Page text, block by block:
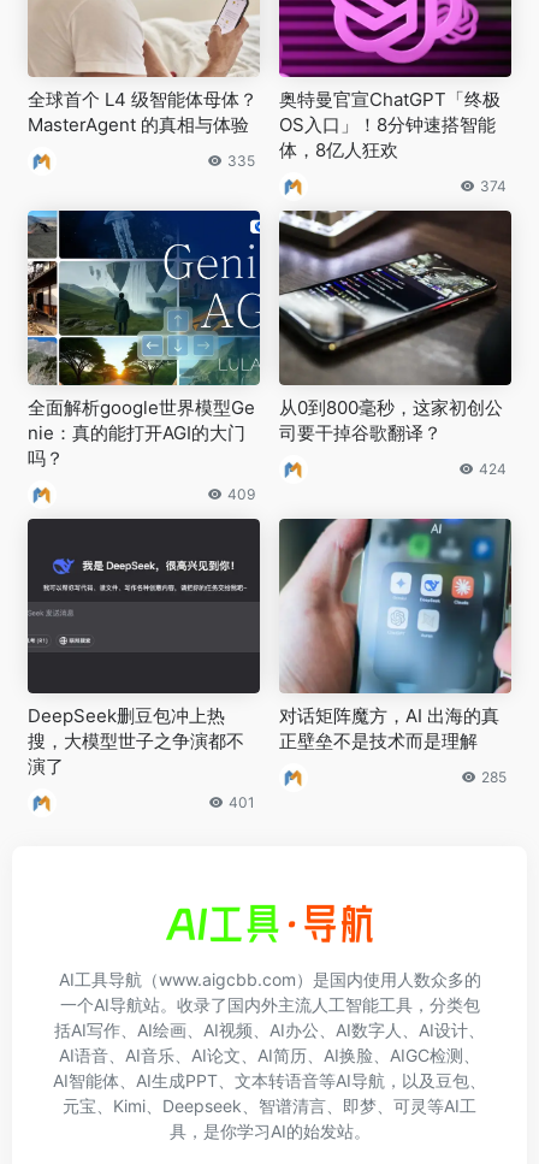
全球首个 L4 级智能体母体？
MasterAgent 的真相与体验
335
奥特曼官宣ChatGPT「终极
OS入口」！8分钟速搭智能
体，8亿人狂欢
374
全面解析google世界模型Ge
nie：真的能打开AGI的大门
吗？
409
从0到800毫秒，这家初创公
司要干掉谷歌翻译？
424
DeepSeek删豆包冲上热
搜，大模型世子之争演都不
演了
401
对话矩阵魔方，AI 出海的真
正壁垒不是技术而是理解
285
AI工具导航（www.aigcbb.com）是国内使用人数众多的
一个AI导航站。收录了国内外主流人工智能工具，分类包
括AI写作、AI绘画、AI视频、AI办公、AI数字人、AI设计、
AI语音、AI音乐、AI论文、AI简历、AI换脸、AIGC检测、
AI智能体、AI生成PPT、文本转语音等AI导航，以及豆包、
元宝、Kimi、Deepseek、智谱清言、即梦、可灵等AI工
具，是你学习AI的始发站。